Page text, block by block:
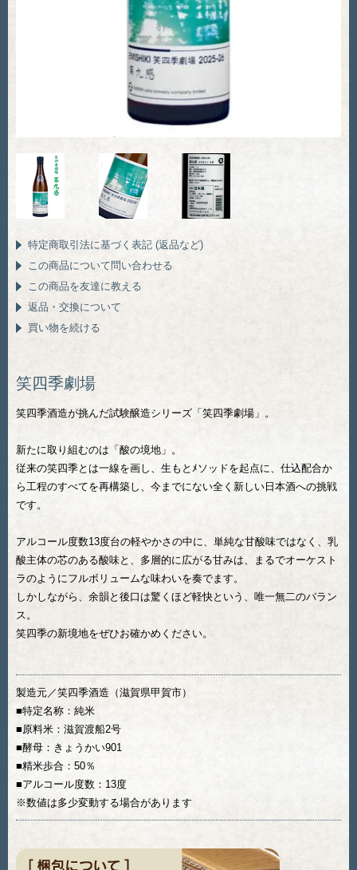
特定商取引法に基づく表記 (返品など)
この商品について問い合わせる
この商品を友達に教える
返品・交換について
買い物を続ける
笑四季劇場
笑四季酒造が挑んだ試験醸造シリーズ「笑四季劇場」。
新たに取り組むのは「酸の境地」。
従来の笑四季とは一線を画し、生もとﾒソッドを起点に、仕込配合か
ら工程のすべてを再構築し、今までにない全く新しい日本酒への挑戦
です。
アルコール度数13度台の軽やかさの中に、単純な甘酸味ではなく、乳
酸主体の芯のある酸味と、多層的に広がる甘みは、まるでオーケスト
ラのようにフルボリュームな味わいを奏でます。
しかしながら、余韻と後口は驚くほど軽快という、唯一無二のバラン
ス。
笑四季の新境地をぜひお確かめください。
製造元／笑四季酒造（滋賀県甲賀市）
■特定名称：純米
■原料米：滋賀渡船2号
■酵母：きょうかい901
■精米歩合：50％
■アルコール度数：13度
※数値は多少変動する場合があります